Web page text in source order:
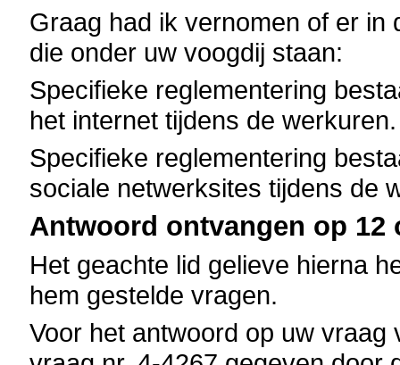
Graag had ik vernomen of er in
die onder uw voogdij staan:
Specifieke reglementering
het internet tijdens de
Specifieke reglementering
sociale netwerksites tijdens de
Antwoord ontvangen op 12
Het geachte lid gelieve hierna
hem gestelde vragen.
Voor het antwoord op uw